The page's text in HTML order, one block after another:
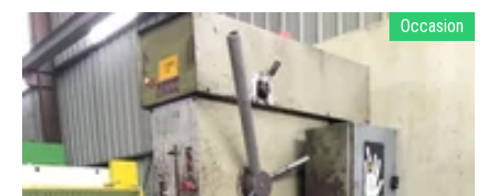
Occasion